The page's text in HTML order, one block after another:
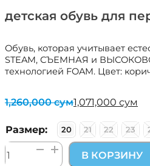
детская обувь для
Обувь, которая учитывает
STEAM, СЪЕМНАЯ и
технологией FOAM. Цвет:
1,260,000сум
Первоначальная
составляла
1,260,000 сум.
1,071,000 сум
Текущая
1,071,000 сум.
Размер: 20 21 22 23
Количество
товара
В КОРЗИНУ